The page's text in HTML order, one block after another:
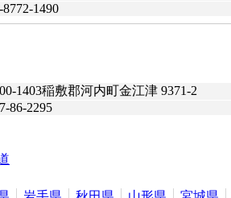
8772-1490
1403稲敷郡河内町金江津 9371-2
86-2295